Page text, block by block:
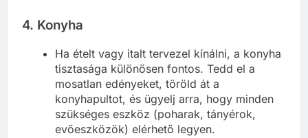
4. Konyha
Ha ételt vagy italt tervezel kínálni, a konyha
tisztasága különösen fontos. Tedd el a
mosatlan edényeket, töröld át a
konyhapultot, és ügyelj arra, hogy minden
szükséges eszköz (poharak, tányérok,
evőeszközök) elérhető legyen.